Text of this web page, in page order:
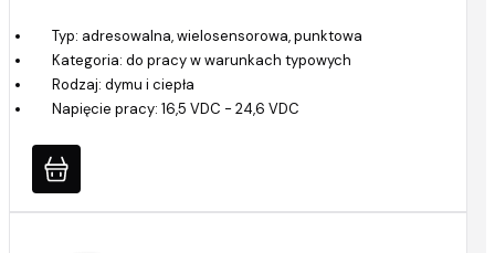
Typ: adresowalna, wielosensorowa, punktowa
Kategoria: do pracy w warunkach typowych
Rodzaj: dymu i ciepła
Napięcie pracy: 16,5 VDC - 24,6 VDC